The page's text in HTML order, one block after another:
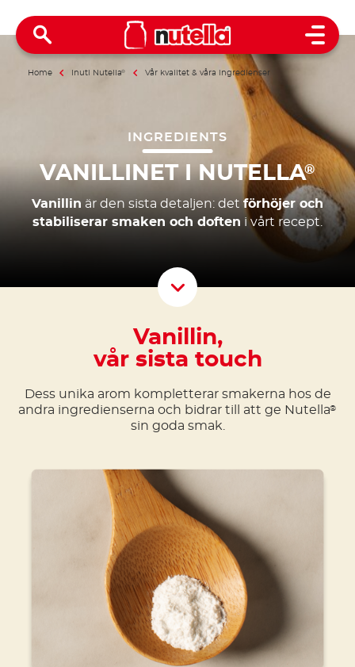
Open
Home Inuti Nutella® Vår kvalitet & våra ingredienser
INGREDIENTS
VANILLINET I NUTELLA®
Vanillin är den sista detaljen: det förhöjer och
stabiliserar smaken och doften i vårt recept.
Scroll
Vanillin,
vår sista touch
Dess unika arom kompletterar smakerna hos de
andra ingredienserna och bidrar till att ge Nutella®
sin goda smak.